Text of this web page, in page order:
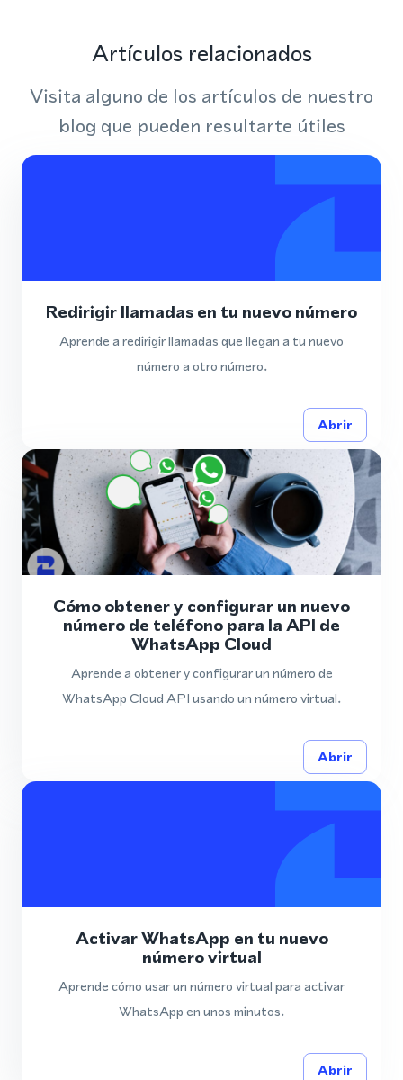
Artículos relacionados
Visita alguno de los artículos de nuestro
blog que pueden resultarte útiles
Redirigir llamadas en tu nuevo número
Aprende a redirigir llamadas que llegan a tu nuevo
número a otro número.
Abrir
Cómo obtener y configurar un nuevo
número de teléfono para la API de
WhatsApp Cloud
Aprende a obtener y configurar un número de
WhatsApp Cloud API usando un número virtual.
Abrir
Activar WhatsApp en tu nuevo
número virtual
Aprende cómo usar un número virtual para activar
WhatsApp en unos minutos.
Abrir